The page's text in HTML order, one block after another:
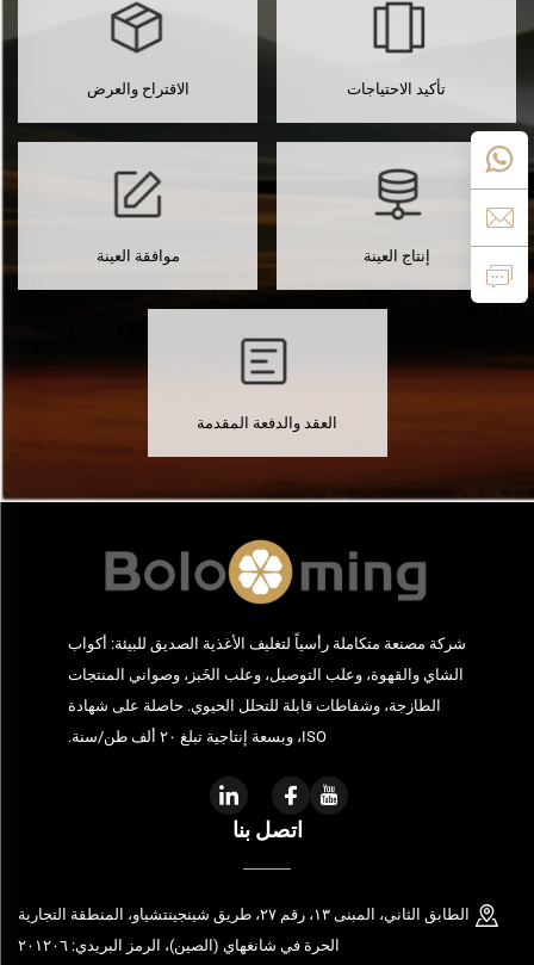
تأكيد الاحتياجات الاقتراح والعرض
إنتاج العينة موافقة العينة
العقد والدفعة المقدمة
شركة مصنعة متكاملة رأسياً لتغليف الأغذية الصديق للبيئة: أكواب
الشاي والقهوة، وعلب التوصيل، وعلب الخَبز، وصواني المنتجات
الطازجة، وشفاطات قابلة للتحلل الحيوي. حاصلة على شهادة
ISO، وبسعة إنتاجية تبلغ ٢٠ ألف طن/سنة.
اتصل بنا
الطابق الثاني، المبنى ١٣، رقم ٢٧، طريق شينجينتشياو، المنطقة التجارية
الحرة في شانغهاي (الصين)، الرمز البريدي: ٢٠١٢٠٦